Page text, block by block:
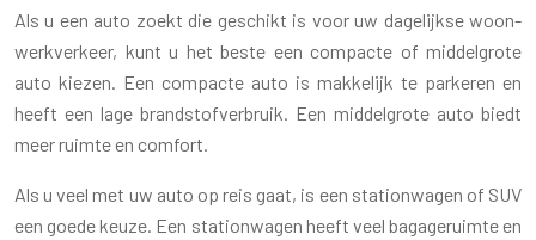
Als u een auto zoekt die geschikt is voor uw dagelijkse woon-
werkverkeer, kunt u het beste een compacte of middelgrote
auto kiezen. Een compacte auto is makkelijk te parkeren en
heeft een lage brandstofverbruik. Een middelgrote auto biedt
meer ruimte en comfort.
Als u veel met uw auto op reis gaat, is een stationwagen of SUV
een goede keuze. Een stationwagen heeft veel bagageruimte en